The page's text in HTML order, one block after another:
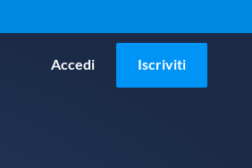
Accedi Iscriviti